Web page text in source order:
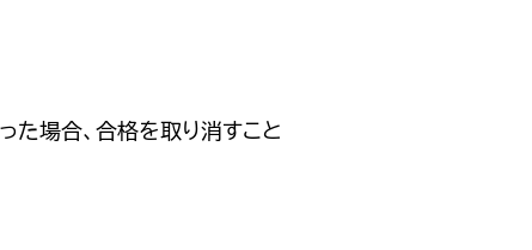
場合、合格を取り消すこと